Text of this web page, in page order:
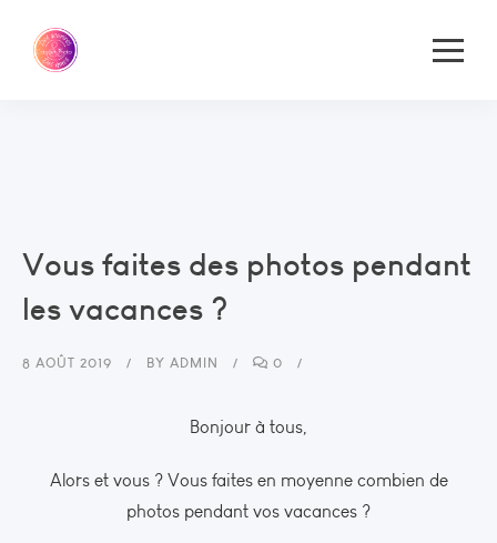
Vous faites des photos pendant
les vacances ?
8 AOÛT 2019 BY ADMIN 0
Bonjour à tous,
Alors et vous ? Vous faites en moyenne combien de
photos pendant vos vacances ?